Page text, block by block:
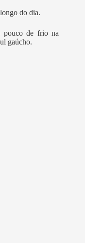
do dia.
pouco de frio na
gaúcho.